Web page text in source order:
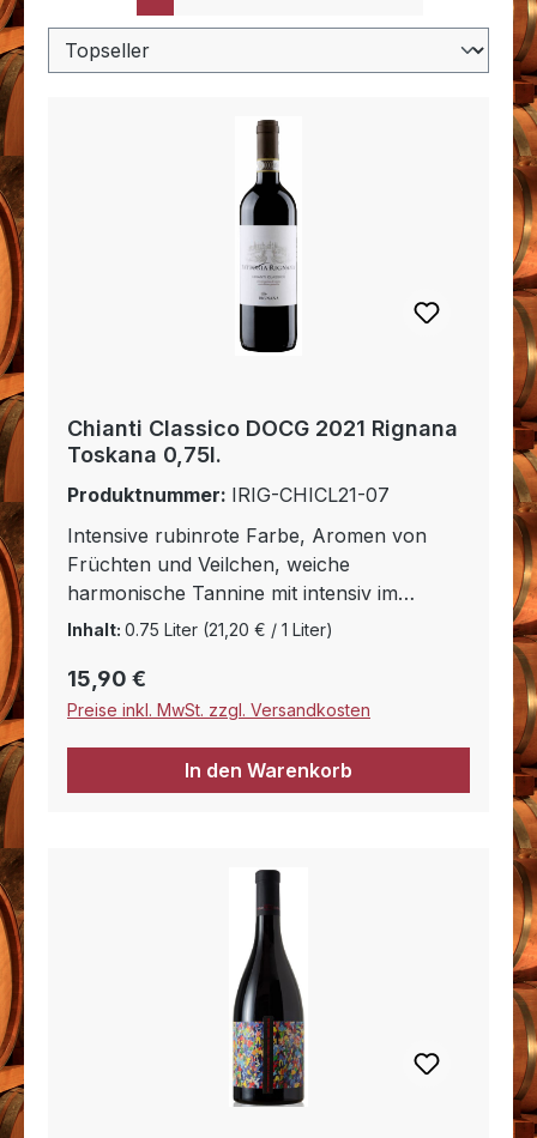
Chianti Classico DOCG 2021 Rignana
Toskana 0,75l.
Produktnummer: IRIG-CHICL21-07
Intensive rubinrote Farbe, Aromen von
Früchten und Veilchen, weiche
harmonische Tannine mit intensiv im
Abgang. Entspricht angenehm dem
Inhalt: 0.75 Liter (21,20 € / 1 Liter)
Regulärer Preis:
15,90 €
Preise inkl. MwSt. zzgl. Versandkosten
In den Warenkorb